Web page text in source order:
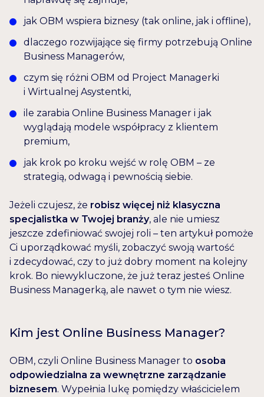
jak OBM wspiera biznesy (tak online, jak i offline),
dlaczego rozwijające się firmy potrzebują Online
Business Managerów,
czym się różni OBM od Project Managerki
i Wirtualnej Asystentki,
ile zarabia Online Business Manager i jak
wyglądają modele współpracy z klientem
premium,
jak krok po kroku wejść w rolę OBM – ze
strategią, odwagą i pewnością siebie.
Jeżeli czujesz, że robisz więcej niż klasyczna
specjalistka w Twojej branży, ale nie umiesz
jeszcze zdefiniować swojej roli – ten artykuł pomoże
Ci uporządkować myśli, zobaczyć swoją wartość
i zdecydować, czy to już dobry moment na kolejny
krok. Bo niewykluczone, że już teraz jesteś Online
Business Managerką, ale nawet o tym nie wiesz.
Kim jest Online Business Manager?
OBM, czyli Online Business Manager to osoba
odpowiedzialna za wewnętrzne zarządzanie
biznesem. Wypełnia lukę pomiędzy właścicielem